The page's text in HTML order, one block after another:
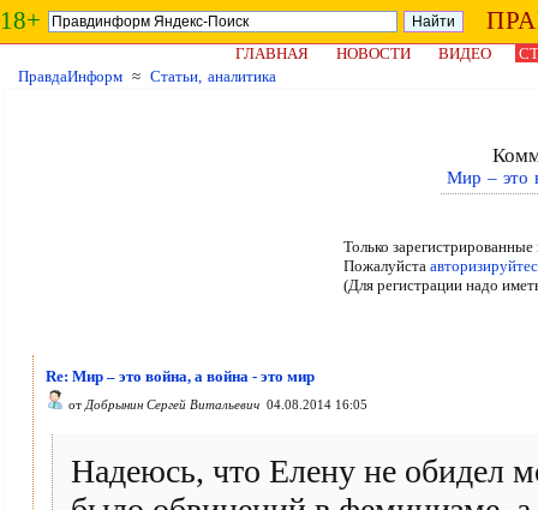
18+
ГЛАВНАЯ НОВОСТИ ВИДЕО
ПравдаИнформ ≈ Статьи, аналитика
Мир – это
Только
Пожалуйста
(Для регистрации надо
Re: Мир – это война, а война - это мир
от Добрынин Сергей Витальевич 04.08.2014 16:05
Надеюсь, что Елену не обидел